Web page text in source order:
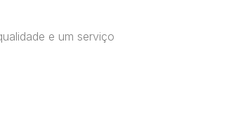
e um serviço